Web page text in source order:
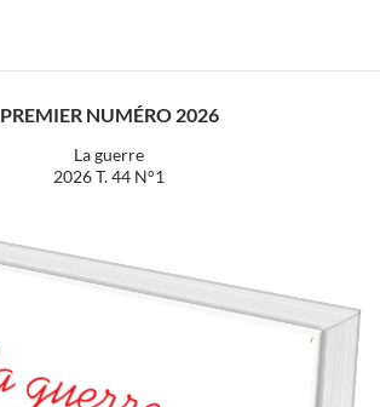
PREMIER NUMÉRO 2026
La guerre
2026 T. 44 N°1